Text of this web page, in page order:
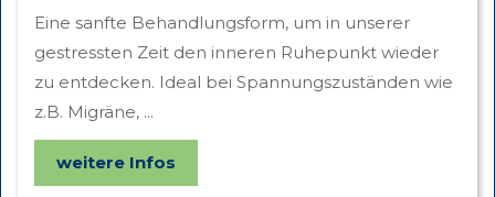
Eine sanfte Behandlungsform, um in unserer
gestressten Zeit den inneren Ruhepunkt wieder
zu entdecken. Ideal bei Spannungszuständen wie
z.B. Migräne, ...
weitere Infos